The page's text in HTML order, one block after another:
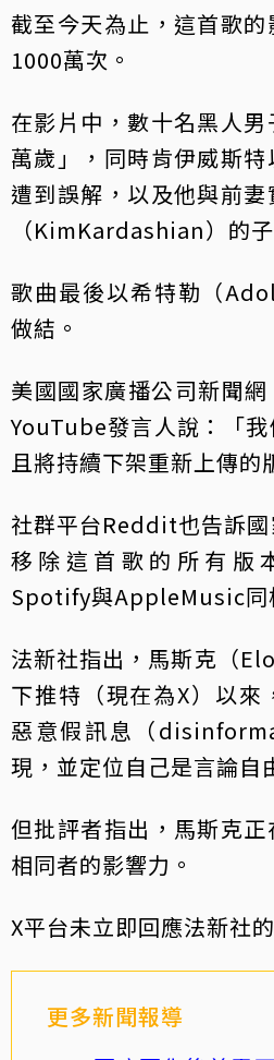
截至今天為止，這首歌
1000萬次。
在影片中，數十名黑人
萬歲」，同時肯伊威斯
遭到誤解，以及他與前妻
（KimKardashian）的
歌曲最後以希特勒（
做結。
美國國家廣播公司新聞
YouTube發言人說：「我
且將持續下架重新上傳的
社群平台Reddit也告訴
移除這首歌的所有版
Spotify與AppleMusic同
法新社指出，馬斯克（
下推特（現在為X）以來
惡意假訊息（
現，並定位自己是言論自
但批評者指出，馬斯克
相同者的影響力。
X平台未立即回應法新社
更多新聞報導